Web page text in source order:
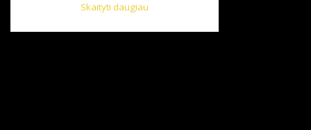
Skaityti daugiau